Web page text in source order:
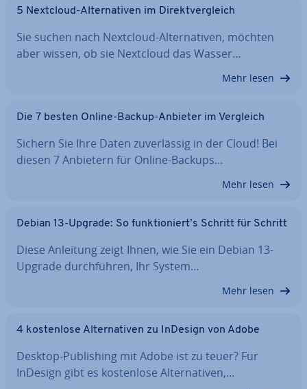
5 Nextcloud-Al­ter­na­ti­ven im Di­rekt­ver­gleich
Sie suchen nach Nextcloud-Al­ter­na­ti­ven, möchten
aber wissen, ob sie Nextcloud das Wasser…
Mehr lesen
Die 7 besten Online-Backup-Anbieter im Vergleich
Sichern Sie Ihre Daten zu­ver­läs­sig in der Cloud! Bei
diesen 7 Anbietern für Online-Backups…
Mehr lesen
Debian 13-Upgrade: So funk­tio­niert’s Schritt für Schritt
Diese Anleitung zeigt Ihnen, wie Sie ein Debian 13-
Upgrade durch­füh­ren, Ihr System…
Mehr lesen
4 kos­ten­lo­se Al­ter­na­ti­ven zu InDesign von Adobe
Desktop-Pu­bli­shing mit Adobe ist zu teuer? Für
InDesign gibt es kos­ten­lo­se Al­ter­na­ti­ven,…